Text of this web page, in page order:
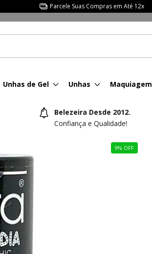
Parcele Suas Compras em Até 12x
Unhas de Gel Unhas Maquiagem
Belezeira Desde 2012.
Confiança e Qualidade!
9% OFF